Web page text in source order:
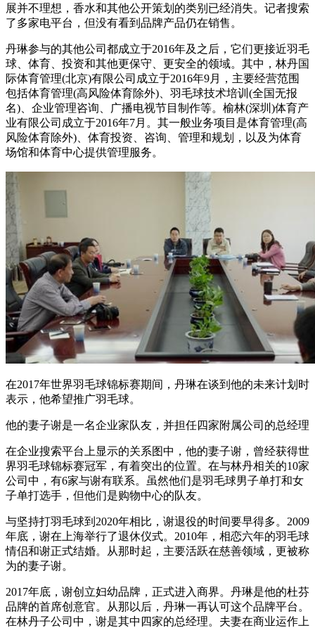
展并不理想，香水和其他公开策划的类别已经消失。记者搜索
了多家电平台，但没有看到品牌产品仍在销售。
丹琳参与的其他公司都成立于2016年及之后，它们更接近羽毛
球、体育、投资和其他更保守、更安全的领域。其中，林丹国
际体育管理(北京)有限公司成立于2016年9月，主要经营范围
包括体育管理(高风险体育除外)、羽毛球技术培训(全国无报
名)、企业管理咨询、广播电视节目制作等。榆林(深圳)体育产
业有限公司成立于2016年7月。其一般业务项目是体育管理(高
风险体育除外)、体育投资、咨询、管理和规划，以及为体育
场馆和体育中心提供管理服务。
在2017年世界羽毛球锦标赛期间，丹琳在谈到他的未来计划时
表示，他希望推广羽毛球。
他的妻子谢是一名企业家队友，并担任四家附属公司的总经理
在企业搜索平台上显示的关系图中，他的妻子谢，曾经获得世
界羽毛球锦标赛冠军，有着突出的位置。在与林丹相关的10家
公司中，有6家与谢有联系。虽然他们是羽毛球男子单打和女
子单打选手，但他们是购物中心的队友。
与坚持打羽毛球到2020年相比，谢退役的时间要早得多。2009
年底，谢在上海举行了退休仪式。2010年，相恋六年的羽毛球
情侣和谢正式结婚。从那时起，主要活跃在慈善领域，更被称
为的妻子谢。
2017年底，谢创立妇幼品牌，正式进入商界。丹琳是他的杜芬
品牌的首席创意官。从那以后，丹琳一再认可这个品牌平台。
在林丹子公司中，谢是其中四家的总经理。夫妻在商业运作上